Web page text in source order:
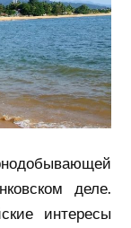
деле.
интересы